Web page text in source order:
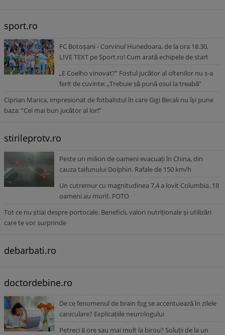
sport.ro
FC Botoșani - Corvinul Hunedoara, de la ora 18.30,
LIVE TEXT pe Sport.ro! Cum arată echipele de start
„E Coelho vinovat?” Fostul jucător al oltenilor nu s-a
ferit de cuvinte: „Trebuie să pună osul la treabă”
Ciprian Marica, impresionat de fotbalistul în care Gigi Becali nu își pune
baza: ”Cel mai bun jucător al lor!”
stirileprotv.ro
Peste un milion de oameni evacuați în China, din
cauza taifunului Dolphin. Rafale de 150 km/h
Un cutremur cu magnitudinea 7,4 a lovit Columbia. 18
oameni au murit. FOTO
Tot ce nu știai despre portocale. Beneficii, valori nutriționale și utilizări
care te vor surprinde
debarbati.ro
doctordebine.ro
De ce fenomenul de brain fog se accentuează în zilele
caniculare? Explicațiile neurologului
Petreci 8 ore sau mai mult la birou? Soluții de la un